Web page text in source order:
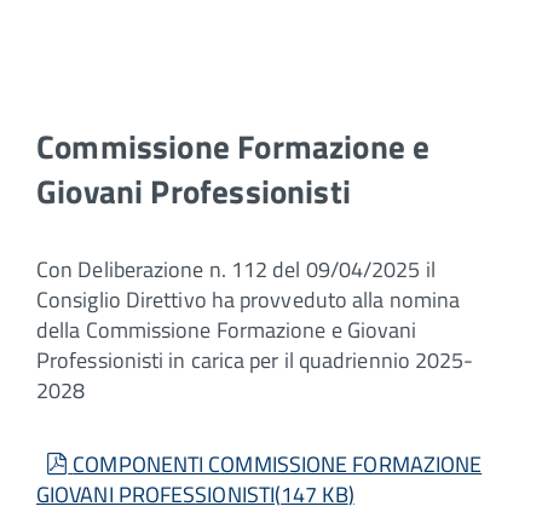
Commissione Formazione e
Giovani Professionisti
Con Deliberazione n. 112 del 09/04/2025 il
Consiglio Direttivo ha provveduto alla nomina
della Commissione Formazione e Giovani
Professionisti in carica per il quadriennio 2025-
2028
pdf
COMPONENTI COMMISSIONE FORMAZIONE
GIOVANI PROFESSIONISTI(147 KB)